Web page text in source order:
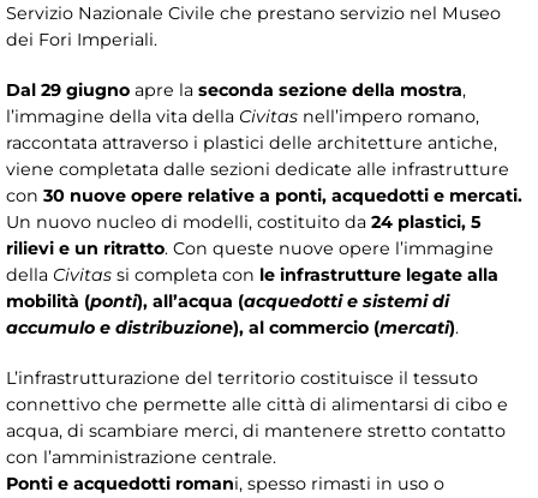
Servizio Nazionale Civile che prestano servizio nel Museo
dei Fori Imperiali.
Dal 29 giugno apre la seconda sezione della mostra,
l’immagine della vita della Civitas nell’impero romano,
raccontata attraverso i plastici delle architetture antiche,
viene completata dalle sezioni dedicate alle infrastrutture
con 30 nuove opere relative a ponti, acquedotti e mercati.
Un nuovo nucleo di modelli, costituito da 24 plastici, 5
rilievi e un ritratto. Con queste nuove opere l’immagine
della Civitas si completa con le infrastrutture legate alla
mobilità (ponti), all’acqua (acquedotti e sistemi di
accumulo e distribuzione), al commercio (mercati).
L’infrastrutturazione del territorio costituisce il tessuto
connettivo che permette alle città di alimentarsi di cibo e
acqua, di scambiare merci, di mantenere stretto contatto
con l’amministrazione centrale.
Ponti e acquedotti romani, spesso rimasti in uso o